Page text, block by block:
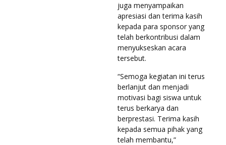
juga menyampaikan
apresiasi dan terima kasih
kepada para sponsor yang
telah berkontribusi dalam
menyukseskan acara
tersebut.
“Semoga kegiatan ini terus
berlanjut dan menjadi
motivasi bagi siswa untuk
terus berkarya dan
berprestasi. Terima kasih
kepada semua pihak yang
telah membantu,”